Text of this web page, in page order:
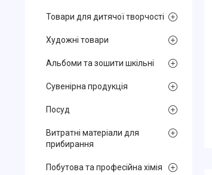
Товари для дитячої творчості
Художні товари
Альбоми та зошити шкільні
Сувенірна продукція
Посуд
Витратні матеріали для
прибирання
Побутова та професійна хімія